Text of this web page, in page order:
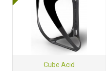
Cube Acid